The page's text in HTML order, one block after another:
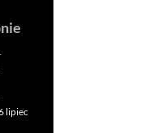
lipiec